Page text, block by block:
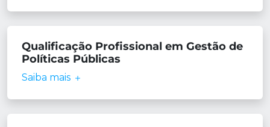
Qualificação Profissional em Gestão de
Políticas Públicas
Saiba mais